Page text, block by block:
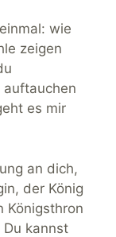
wie
zeigen
es mir
an dich,
der König
Königsthron
kannst